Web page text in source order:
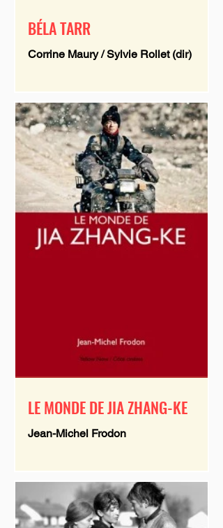
BÉLA TARR
Corrine Maury / Sylvie Rollet (dir)
LE MONDE DE JIA ZHANG-KE
Jean-Michel Frodon